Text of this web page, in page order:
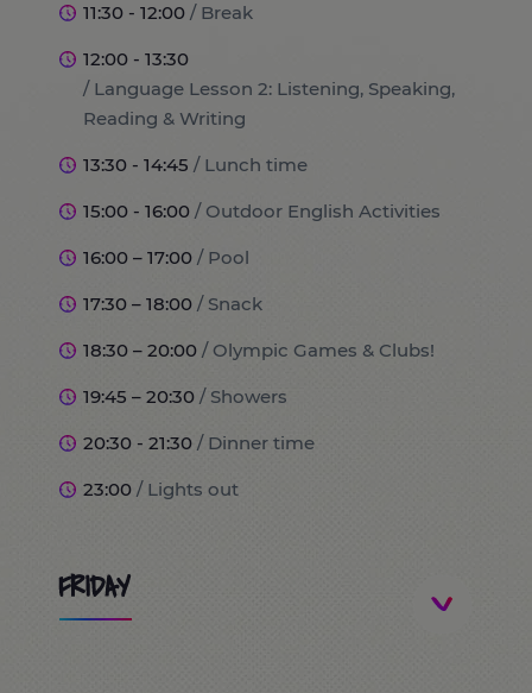
11:30 - 12:00 / Break
12:00 - 13:30
/ Language Lesson 2: Listening, Speaking,
Reading & Writing
13:30 - 14:45 / Lunch time
15:00 - 16:00 / Outdoor English Activities
16:00 – 17:00 / Pool
17:30 – 18:00 / Snack
18:30 – 20:00 / Olympic Games & Clubs!
19:45 – 20:30 / Showers
20:30 - 21:30 / Dinner time
23:00 / Lights out
FRIDAY